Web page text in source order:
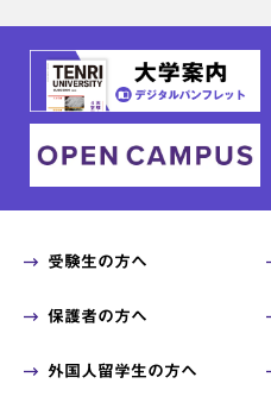
受験生の方へ
保護者の方へ
外国人留学生の方へ